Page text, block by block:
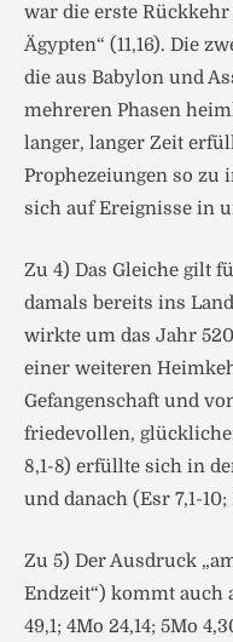
war die erste
Ägypten“ (11,16). Die
die aus Babylon und
mehreren Phasen
langer, langer Zeit
Prophezeiungen so zu
sich auf Ereignisse in
Zu 4) Das Gleiche gilt
damals bereits ins
wirkte um das Jahr
einer weiteren
Gefangenschaft und
friedevollen,
8,1-8) erfüllte sich in
und danach (Esr 7,1-10;
Zu 5) Der Ausdruck
Endzeit“) kommt auch
49,1; 4Mo 24,14; 5Mo